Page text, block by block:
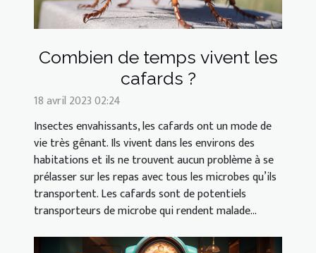
Combien de temps vivent les
cafards ?
18 avril 2023 02:24
Insectes envahissants, les cafards ont un mode de
vie très gênant. Ils vivent dans les environs des
habitations et ils ne trouvent aucun problème à se
prélasser sur les repas avec tous les microbes qu’ils
transportent. Les cafards sont de potentiels
transporteurs de microbe qui rendent malade...